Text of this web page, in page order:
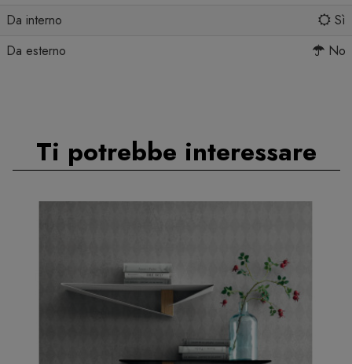
Da interno
Sì
Da esterno
No
Ti potrebbe interessare